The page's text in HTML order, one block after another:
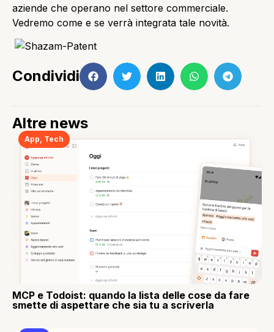
aziende che operano nel settore commerciale.
Vedremo come e se verrà integrata tale novità.
Condividi
Altre news
App Tech
MCP e Todoist: quando la lista delle cose da fare
smette di aspettare che sia tu a scriverla